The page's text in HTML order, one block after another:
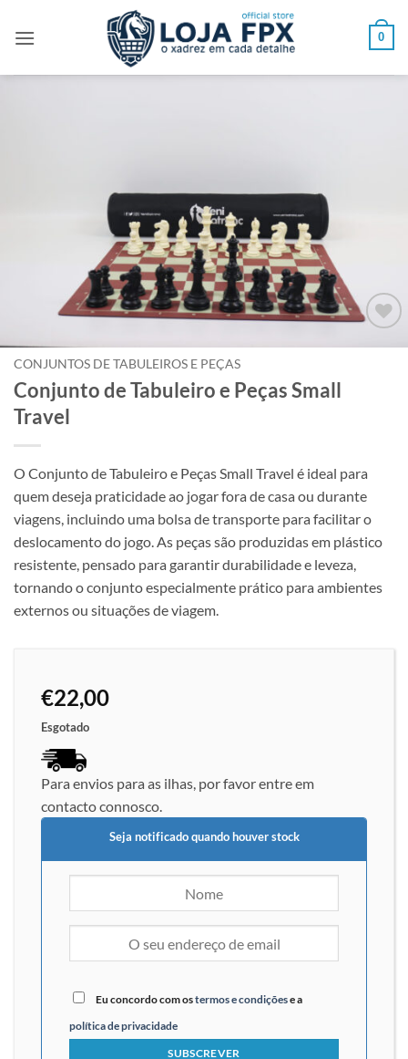
0
Adicionar
CONJUNTOS DE TABULEIROS E PEÇAS
Conjunto de Tabuleiro e Peças Small
Travel
O Conjunto de Tabuleiro e Peças Small Travel é ideal para
quem deseja praticidade ao jogar fora de casa ou durante
viagens, incluindo uma bolsa de transporte para facilitar o
deslocamento do jogo. As peças são produzidas em plástico
resistente, pensado para garantir durabilidade e leveza,
tornando o conjunto especialmente prático para ambientes
externos ou situações de viagem.
€22,00
Esgotado
Para envios para as ilhas, por favor entre em
contacto connosco.
Seja notificado quando houver stock
Eu concordo com ostermos e condiçõese a
política de privacidade